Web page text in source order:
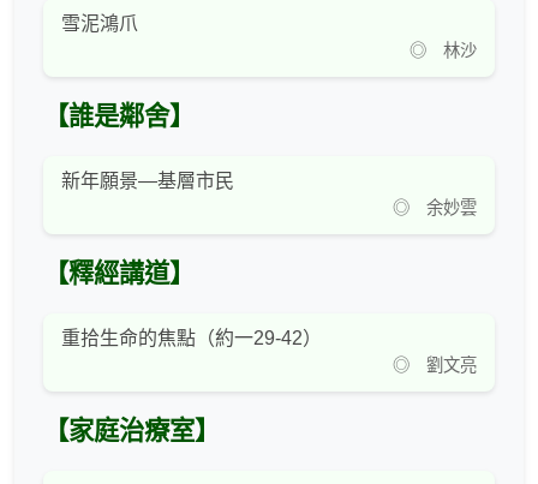
雪泥鴻爪
◎ 林沙
【誰是鄰舍】
新年願景—基層市民
◎ 余妙雲
【釋經講道】
重拾生命的焦點（約一29-42）
◎ 劉文亮
【家庭治療室】